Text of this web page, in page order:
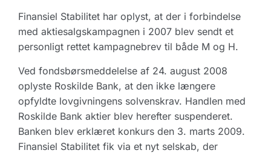
Finansiel Stabilitet har oplyst, at der i forbindelse
med aktiesalgskampagnen i 2007 blev sendt et
personligt rettet kampagnebrev til både M og H.
Ved fondsbørsmeddelelse af 24. august 2008
oplyste Roskilde Bank, at den ikke længere
opfyldte lovgivningens solvenskrav. Handlen med
Roskilde Bank aktier blev herefter suspenderet.
Banken blev erklæret konkurs den 3. marts 2009.
Finansiel Stabilitet fik via et nyt selskab, der